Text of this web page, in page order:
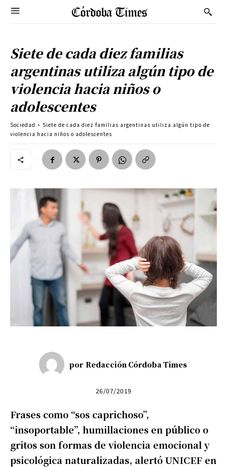
Siete de cada diez familias
argentinas utiliza algún tipo de
violencia hacia niños o
adolescentes
Sociedad
Siete de cada diez familias argentinas utiliza algún tipo de
violencia hacia niños o adolescentes
por Redacción Córdoba Times
26/07/2019
Frases como “sos caprichoso”,
“insoportable”, humillaciones en público o
gritos son formas de violencia emocional y
psicológica naturalizadas, alertó UNICEF en